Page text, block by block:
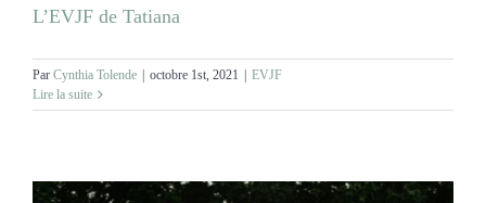
L’EVJF de Tatiana
Par Cynthia Tolende octobre 1st, 2021
EVJF
Lire la suite